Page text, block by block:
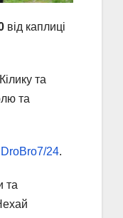
від каплиці
та
та
24.
та